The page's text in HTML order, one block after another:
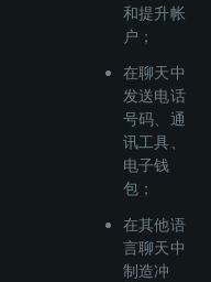
和提升帐
户；
在聊天中
发送电话
号码、通
讯工具、
电子钱
包；
在其他语
言聊天中
制造冲